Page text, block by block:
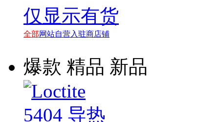
仅显示有货
全部网站自营入驻商店铺
爆款 精品 新品